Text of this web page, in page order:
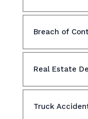
Breach of
Real Estate
Truck